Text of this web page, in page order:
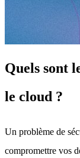
Quels sont
le cloud ?
Un problème de
compromettre vos